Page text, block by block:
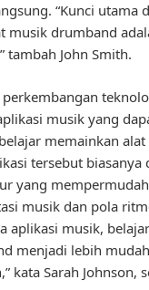
“Kunci utama
musik drumband
tambah John Smith.
musik yang
memainkan
tersebut biasanya
yang
musik dan pola
aplikasi musik,
menjadi lebih
kata Sarah Johnson,